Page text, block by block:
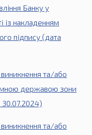
Банку у
із накладенням
підпису (дата
та/або
державою зони
та/або